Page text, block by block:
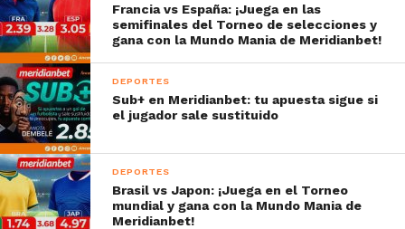
Francia vs España: ¡Juega en las
semifinales del Torneo de selecciones y
gana con la Mundo Mania de Meridianbet!
DEPORTES
Sub+ en Meridianbet: tu apuesta sigue si
el jugador sale sustituido
DEPORTES
Brasil vs Japon: ¡Juega en el Torneo
mundial y gana con la Mundo Mania de
Meridianbet!